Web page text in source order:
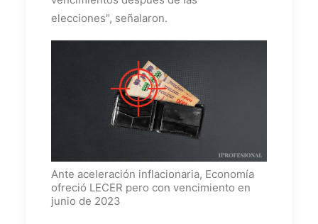
elecciones", señalaron.
Ante aceleración inflacionaria, Economía
ofreció LECER pero con vencimiento en
junio de 2023